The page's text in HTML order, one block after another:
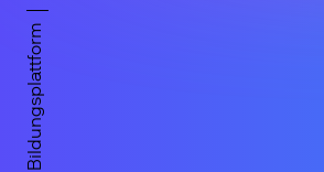
Bildungsplattform